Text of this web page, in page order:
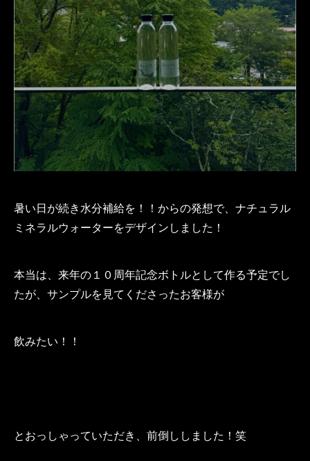
暑い日が続き水分補給を！！からの発想で、ナチュラル
ミネラルウォーターをデザインしました！
本当は、来年の１０周年記念ボトルとして作る予定でし
たが、サンプルを見てくださったお客様が
飲みたい！！
とおっしゃっていただき、前倒ししました！笑